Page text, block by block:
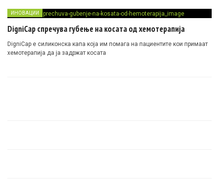
ИНОВАЦИИ
DigniCap спречува губење на косата од хемотерапија
DigniCap е силиконска капа којa им помага на пациентите кои примаат
хемотерапија да ја задржат косата